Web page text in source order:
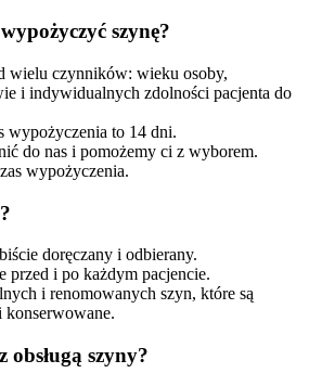
szynę?
wielu czynników: wieku osoby,
i indywidualnych zdolności pacjenta do
wypożyczenia to 14 dni.
do nas i pomożemy ci z wyborem.
wypożyczenia.
doręczany i odbierany.
przed i po każdym pacjencie.
i renomowanych szyn, które są
konserwowane.
obsługą szyny?